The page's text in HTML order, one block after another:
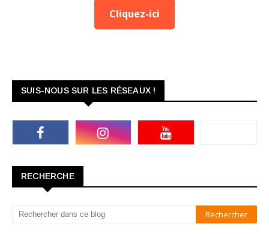
Cliquez-ici
SUIS-NOUS SUR LES RÉSEAUX !
RECHERCHE